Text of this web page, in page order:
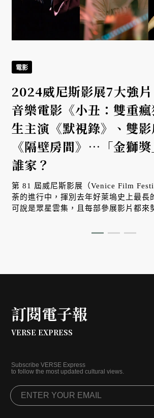
電影
2024威尼斯影展7大強
音樂電影《小丑：雙重
生主演《默視錄》、雙
《隔壁房間》⋯「金獅
誰家？
第 81 屆威尼斯影展（Venice Film
荼的進行中，揮別去年好萊塢史上最長
可說是眾星雲集，且每部參展影片都來
訂閱電子報
VERSE EXPRESS
Subscribe VERSE Express
to follow the most updated cultural views.